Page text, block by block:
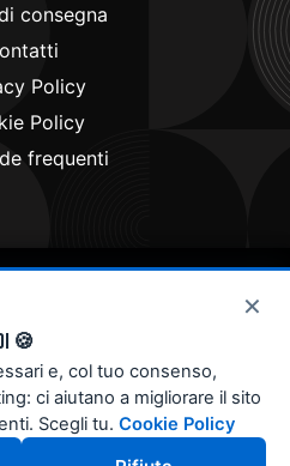
consegna
Policy
Policy
frequenti
. All rights reserved
×
🍪
e, col tuo consenso,
ci aiutano a migliorare il sito
Scegli tu. Cookie Policy